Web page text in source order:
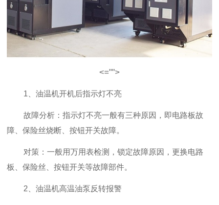
<="">
1、油温机开机后指示灯不亮
故障分析：指示灯不亮一般有三种原因，即电路板故
障、保险丝烧断、按钮开关故障。
对策：一般用万用表检测，锁定故障原因，更换电路
板、保险丝、按钮开关等故障部件。
2、油温机高温油泵反转报警